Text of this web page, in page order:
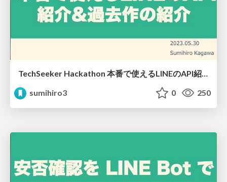
TechSeeker Hackathon 本番で使えるLINEのAPI紹介&過去作の紹介
sumihiro3
0 250